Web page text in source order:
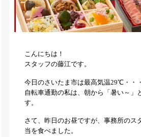
こんにちは！
スタッフの藤江です。
今日のさいたま市は最高気温29℃・・・
自転車通勤の私は、朝から「暑い～」
す。
さて、昨日のお昼ですが、事務所のス
当を食べました。